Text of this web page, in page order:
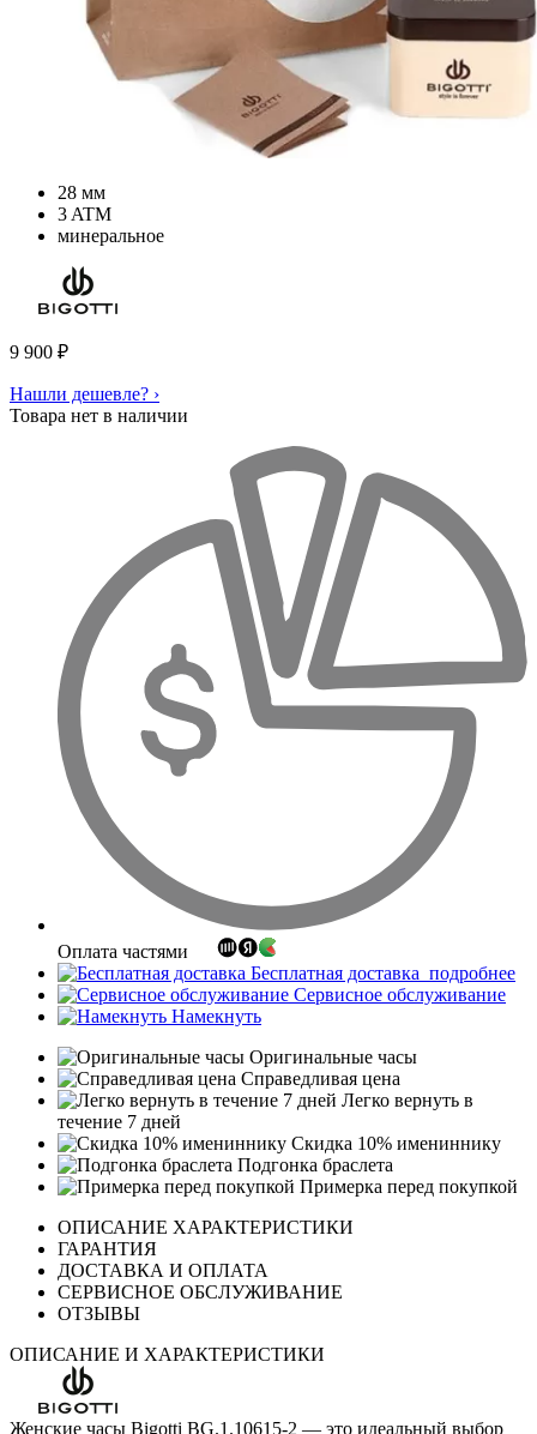
28 мм
3 ATM
минеральное
9 900 ₽
Нашли дешевле? ›
Товара нет в наличии
Оплата частями
Бесплатная доставка подробнее
Сервисное обслуживание
Намекнуть
Оригинальные часы
Справедливая цена
Легко вернуть в
течение 7 дней
Скидка 10% имениннику
Подгонка браслета
Примерка перед покупкой
ОПИСАНИЕ ХАРАКТЕРИСТИКИ
ГАРАНТИЯ
ДОСТАВКА И ОПЛАТА
СЕРВИСНОЕ ОБСЛУЖИВАНИЕ
ОТЗЫВЫ
ОПИСАНИЕ И ХАРАКТЕРИСТИКИ
Женские часы Bigotti BG.1.10615-2 — это идеальный выбор